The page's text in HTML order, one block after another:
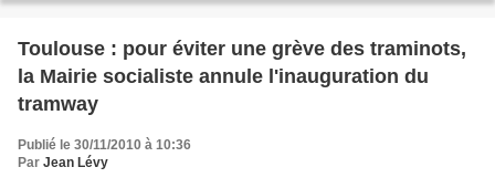
Toulouse : pour éviter une grève des traminots,
la Mairie socialiste annule l'inauguration du
tramway
Publié le 30/11/2010 à 10:36
Par Jean Lévy